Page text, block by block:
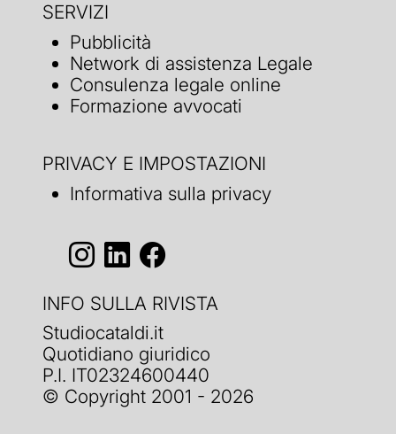
SERVIZI
Pubblicità
Network di assistenza Legale
Consulenza legale online
Formazione avvocati
PRIVACY E IMPOSTAZIONI
Informativa sulla privacy
INFO SULLA RIVISTA
Studiocataldi.it
Quotidiano giuridico
P.I. IT02324600440
© Copyright 2001 - 2026